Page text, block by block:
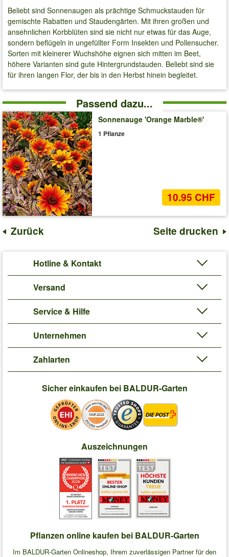
Beliebt sind Sonnenaugen als prächtige Schmuckstauden für
gemischte Rabatten und Staudengärten. Mit ihren großen und
ansehnlichen Korbblüten sind sie nicht nur etwas für das Auge,
sondern beflügeln in ungefüllter Form Insekten und Pollensucher.
Sorten mit kleinerer Wuchshöhe eignen sich mitten im Beet,
höhere Varianten sind gute Hintergrundstauden. Beliebt sind sie
für ihren langen Flor, der bis in den Herbst hinein begleitet.
Passend dazu...
Sonnenauge 'Orange Marble®'
1 Pflanze
10.95 CHF
Zurück Seite drucken
Hotline & Kontakt
Versand
Service & Hilfe
Unternehmen
Zahlarten
Sicher einkaufen bei BALDUR-Garten
Auszeichnungen
Pflanzen online kaufen bei BALDUR-Garten
Im BALDUR-Garten Onlineshop, Ihrem zuverlässigen Partner für den